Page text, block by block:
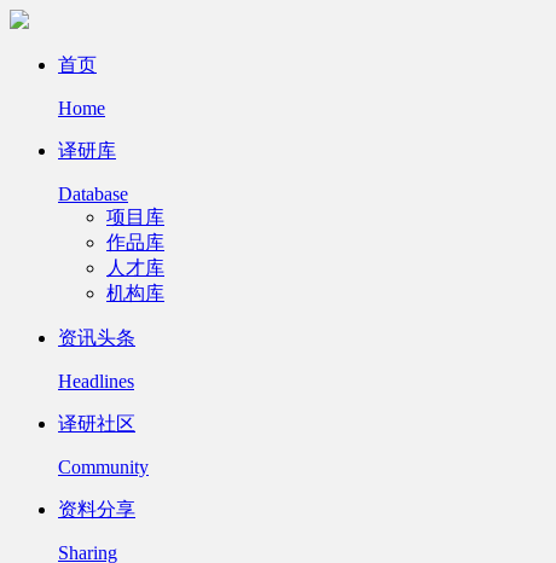
首页
Home
译研库
Database
项目库
作品库
人才库
机构库
资讯头条
Headlines
译研社区
Community
资料分享
Sharing